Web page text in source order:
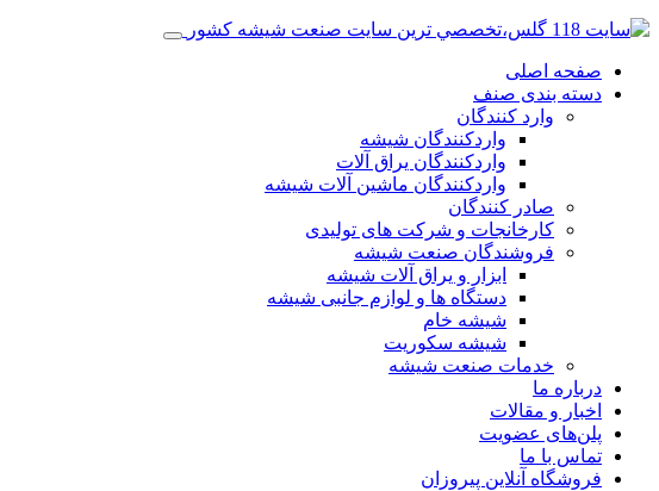
صفحه اصلی
دسته بندی صنف
وارد کنندگان
واردکنندگان شیشه
واردکنندگان یراق آلات
واردکنندگان ماشین آلات شیشه
صادر کنندگان
کارخانجات و شرکت های تولیدی
فروشندگان صنعت شیشه
ابزار و یراق آلات شیشه
دستگاه ها و لوازم جانبی شیشه
شیشه خام
شیشه سکوریت
خدمات صنعت شیشه
درباره ما
اخبار و مقالات
پلن‌های عضویت
تماس با ما
فروشگاه آنلاین پیروزان